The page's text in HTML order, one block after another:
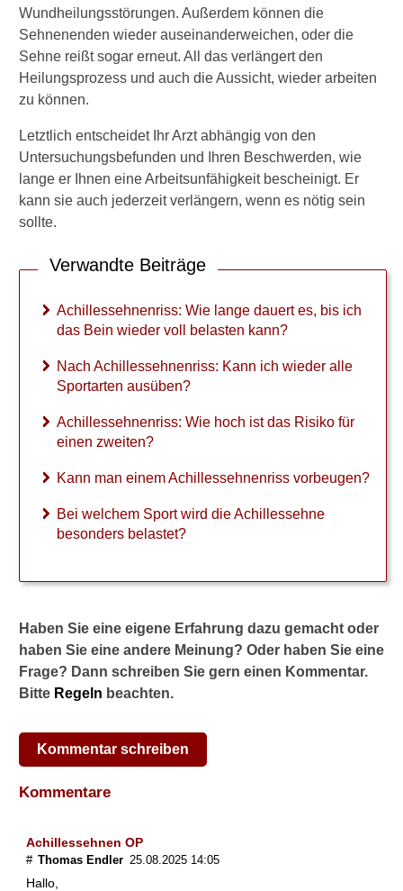
Wundheilungsstörungen. Außerdem können die
Sehnenenden wieder auseinanderweichen, oder die
Sehne reißt sogar erneut. All das verlängert den
Heilungsprozess und auch die Aussicht, wieder arbeiten
zu können.
Letztlich entscheidet Ihr Arzt abhängig von den
Untersuchungsbefunden und Ihren Beschwerden, wie
lange er Ihnen eine Arbeitsunfähigkeit bescheinigt. Er
kann sie auch jederzeit verlängern, wenn es nötig sein
sollte.
Verwandte Beiträge
Achillessehnenriss: Wie lange dauert es, bis ich
das Bein wieder voll belasten kann?
Nach Achillessehnenriss: Kann ich wieder alle
Sportarten ausüben?
Achillessehnenriss: Wie hoch ist das Risiko für
einen zweiten?
Kann man einem Achillessehnenriss vorbeugen?
Bei welchem Sport wird die Achillessehne
besonders belastet?
Haben Sie eine eigene Erfahrung dazu gemacht oder
haben Sie eine andere Meinung? Oder haben Sie eine
Frage? Dann schreiben Sie gern einen Kommentar.
Bitte Regeln beachten.
Kommentar schreiben
Kommentare
Achillessehnen OP
# Thomas Endler 25.08.2025 14:05
Hallo,